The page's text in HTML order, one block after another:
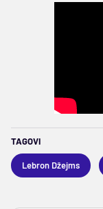
TAGOVI
Lebron Džejms